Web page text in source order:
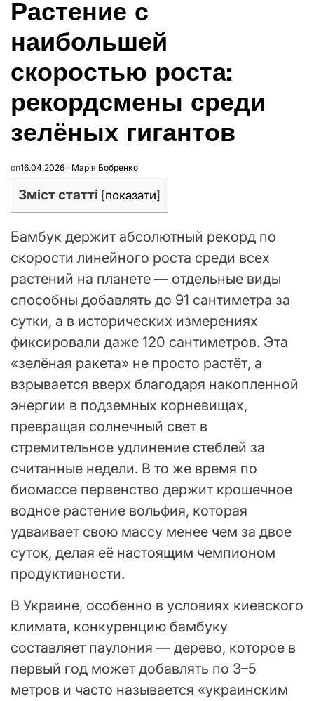
В
Растение с
наибольшей
скоростью роста:
рекордсмены среди
зелёных гигантов
on16.04.2026 Марія Бобренко
Зміст статті [показати]
Бамбук держит абсолютный рекорд по
скорости линейного роста среди всех
растений на планете — отдельные виды
способны добавлять до 91 сантиметра за
сутки, а в исторических измерениях
фиксировали даже 120 сантиметров. Эта
«зелёная ракета» не просто растёт, а
взрывается вверх благодаря накопленной
энергии в подземных корневищах,
превращая солнечный свет в
стремительное удлинение стеблей за
считанные недели. В то же время по
биомассе первенство держит крошечное
водное растение вольфия, которая
удваивает свою массу менее чем за двое
суток, делая её настоящим чемпионом
продуктивности.
В Украине, особенно в условиях киевского
климата, конкуренцию бамбуку
составляет паулония — дерево, которое в
первый год может добавлять по 3–5
метров и часто называется «украинским